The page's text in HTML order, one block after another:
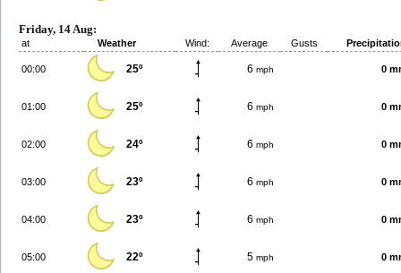
Friday, 14 Aug:
at Weather Wind: Average Gusts
00:00 25º 6 mph 0
01:00 25º 6 mph 0
02:00 24º 6 mph 0
03:00 23º 6 mph 0
04:00 23º 6 mph 0
05:00 22º 5 mph 0